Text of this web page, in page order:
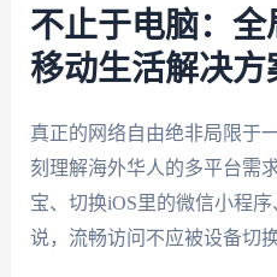
不止于电脑：
移动生活解决方
真正的网络自由绝非局限于
刻理解海外华人的多平台需
宝、切换iOS里的微信小程
说，流畅访问不应被设备切